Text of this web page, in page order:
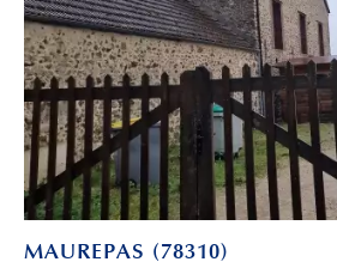
MAUREPAS (78310)